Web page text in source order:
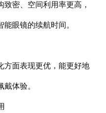
密、空间利用率更高，
眼镜的续航时间。
方面表现更优，能更好地
体验。